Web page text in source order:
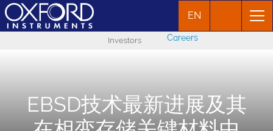
EN
Investors Careers
EBSD技术最新进展及其